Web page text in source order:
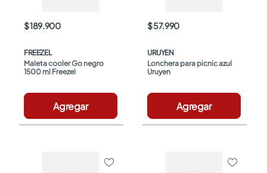
$ 189.900
FREEZEL
Maleta cooler Go negro
1500 ml Freezel
Agregar
$ 57.990
URUYEN
Lonchera para picnic azul
Uruyen
Agregar